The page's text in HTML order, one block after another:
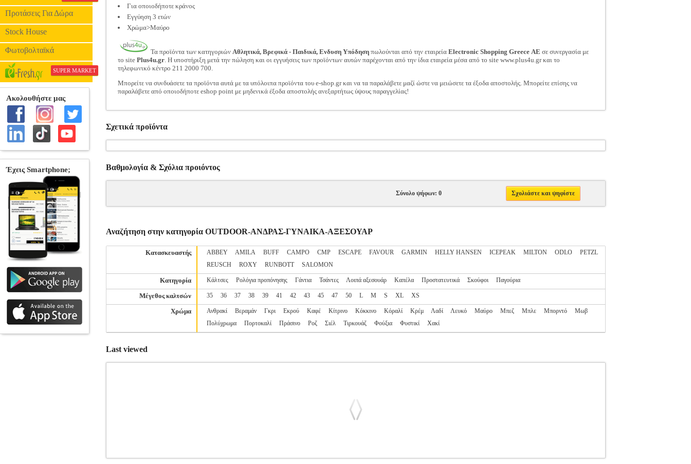
Προτάσεις Για Δώρα
Stock House
Φωτοβολταϊκά
SUPER MARKET
Για οποιοδήποτε κράνος
Εγγύηση 3 ετών
Χρώμα>Μαύρο
Τα προϊόντα των κατηγοριών Αθλητικά, Βρεφικά - Παιδικά, Ενδυση Υπόδηση πωλούνται από την εταιρεία Electronic Shopping Greece ΑΕ σε συνεργασία με
το site Plus4u.gr. Η υποστήριξη μετά την πώληση και οι εγγυήσεις των προϊόντων αυτών παρέχονται από την ίδια εταιρεία μέσα από το site www.plus4u.gr και το
τηλεφωνικό κέντρο 211 2000 700.
Μπορείτε να συνδυάσετε τα προϊόντα αυτά με τα υπόλοιπα προϊόντα του e-shop.gr και να τα παραλάβετε μαζί ώστε να μειώσετε τα έξοδα αποστολής. Μπορείτε επίσης να
παραλάβετε από οποιοδήποτε eshop point με μηδενικά έξοδα αποστολής ανεξαρτήτως ύψους παραγγελίας!
Σχετικά προϊόντα
Βαθμολογία & Σχόλια προιόντος
Σύνολο ψήφων: 0 Σχολιάστε και ψηφίστε
Αναζήτηση στην κατηγορία OUTDOOR-ΑΝΔΡΑΣ-ΓΥΝΑΙΚΑ-ΑΞΕΣΟΥΑΡ
Κατασκευαστής ABBEY AMILA BUFF CAMPO CMP ESCAPE FAVOUR GARMIN HELLY HANSEN ICEPEAK MILTON ODLO
PETZL
REUSCH
ROXY RUNBOTT SALOMON
Κατηγορία Κάλτσες Ρολόγια προπόνησης Γάντια Τσάντες Λοιπά αξεσουάρ Καπέλα Προστατευτικά Σκούφοι Παγούρια
Μέγεθος καλτσών 35 36 37 38 39 41 42 43 45 47 50 L M S XL XS
Χρώμα Ανθρακί Βεραμάν Γκρι Εκρού Καφέ Κίτρινο Κόκκινο Κόραλί Κρέμ Λαδί Λευκό Μαύρο Μπεζ Μπλε Μπορντό
Μωβ
Πολύχρωμα
Πορτοκαλί Πράσινο Ροζ Σιέλ Τιρκουάζ Φούξια Φυστικί Χακί
Last viewed